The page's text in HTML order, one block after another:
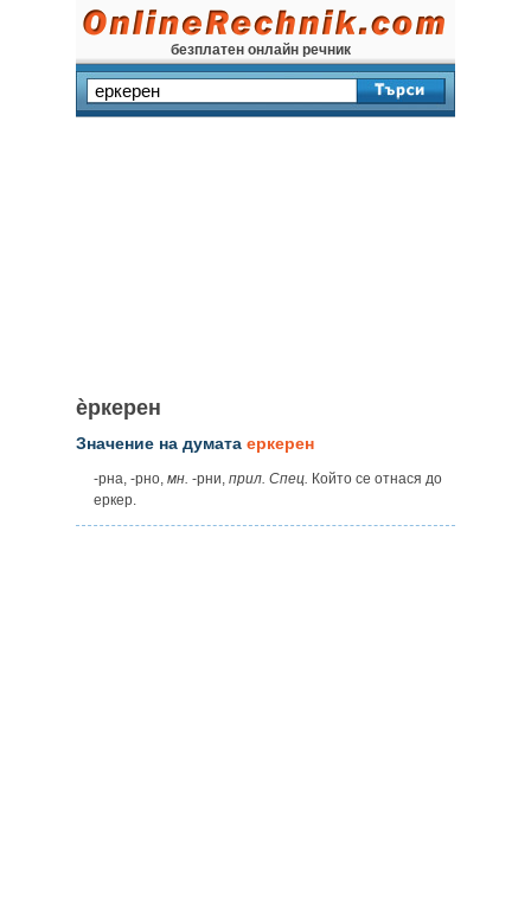
безплатен онлайн речник
ѐркерен
Значение на думата еркерен
‑рна, ‑рно, мн. ‑рни, прил. Спец. Който се отнася до
еркер.